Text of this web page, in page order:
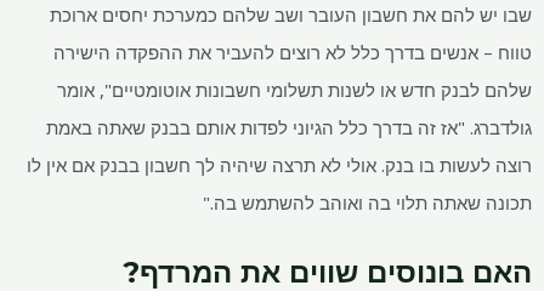
שבו יש להם את חשבון העובר ושב שלהם כמערכת יחסים ארוכת
טווח – אנשים בדרך כלל לא רוצים להעביר את ההפקדה הישירה
שלהם לבנק חדש או לשנות תשלומי חשבונות אוטומטיים", אומר
גולדברג. "אז זה בדרך כלל הגיוני לפדות אותם בבנק שאתה באמת
רוצה לעשות בו בנק. אולי לא תרצה שיהיה לך חשבון בבנק אם אין לו
תכונה שאתה תלוי בה ואוהב להשתמש בה."
האם בונוסים שווים את המרדף?